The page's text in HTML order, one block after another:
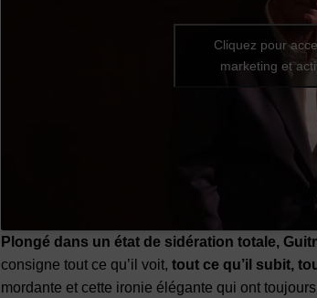
Cliquez pour
marketing et
Plongé dans un état de sidération totale,
consigne tout ce qu’il voit, tout ce qu’il subit,
mordante et cette ironie élégante qui ont